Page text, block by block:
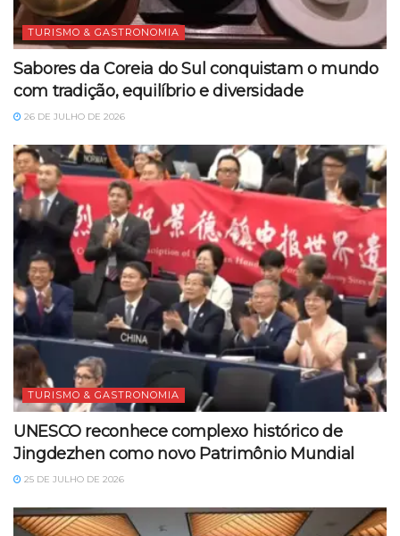
TURISMO & GASTRONOMIA
Sabores da Coreia do Sul conquistam o mundo
com tradição, equilíbrio e diversidade
26 DE JULHO DE 2026
TURISMO & GASTRONOMIA
UNESCO reconhece complexo histórico de
Jingdezhen como novo Patrimônio Mundial
25 DE JULHO DE 2026